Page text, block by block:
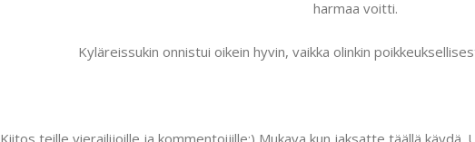
harmaa voitti.
Kyläreissukin onnistui oikein hyvin, vaikka olinkin